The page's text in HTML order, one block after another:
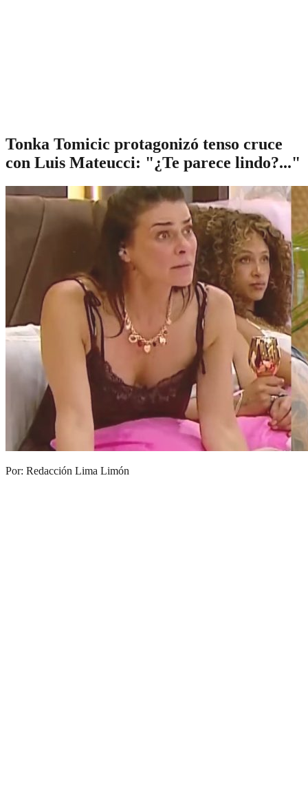
Tonka Tomicic protagonizó tenso cruce
con Luis Mateucci: "¿Te parece lindo?..."
Por: Redacción Lima Limón